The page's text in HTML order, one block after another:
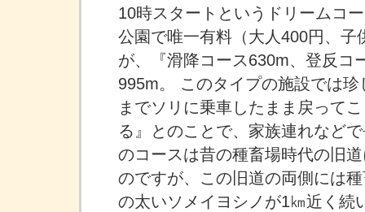
10時スタートというドリームコ
公園で唯一有料（大人400円、子
が、『滑降コース630m、登反コ
995m。 このタイプの施設では
までソリに乗車したまま戻って
る』とのことで、家族連れなど
のコースは昔の種畜場時代の旧
のですが、この旧道の両側には
の太いソメイヨシノが1㎞近く続